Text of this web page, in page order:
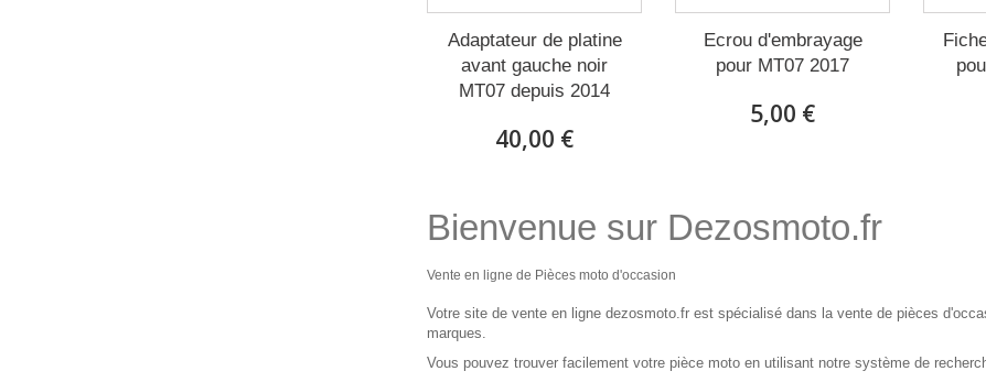
Adaptateur de platine
avant gauche noir
MT07 depuis 2014
40,00 €
Ecrou d'embrayage
pour MT07 2017
5,00 €
Bienvenue sur Dezosmoto.fr
Vente en ligne de Pièces moto d'occasion
Votre site de vente en ligne dezosmoto.fr est spécialisé dans la vente de pièces
marques.
Vous pouvez trouver facilement votre pièce moto en utilisant notre système de